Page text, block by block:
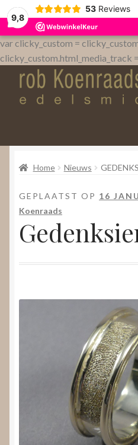
9,8
53 Reviews
var clicky_custom =
clicky_custom.html_media_track
Home
Over
Contact
Video’s
Home Nieuws
GEPLAATST OP 16
Koenraads